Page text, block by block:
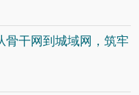
骨干网到城域网，筑牢